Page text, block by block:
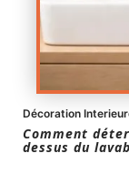
Décoration
Comment
dessus du